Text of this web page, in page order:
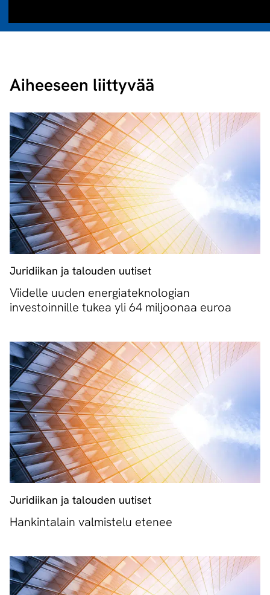
Aiheeseen liittyvää
Juridiikan ja talouden uutiset
Viidelle uuden energiateknologian
investoinnille tukea yli 64 miljoonaa euroa
Juridiikan ja talouden uutiset
Hankintalain valmistelu etenee